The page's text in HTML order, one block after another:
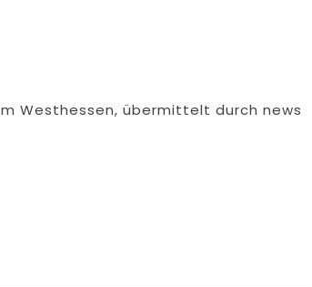
Westhessen, übermittelt durch news